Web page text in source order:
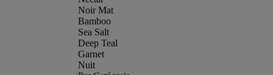
Noir Mat
Bamboo
Sea Salt
Deep Teal
Garnet
Nuit